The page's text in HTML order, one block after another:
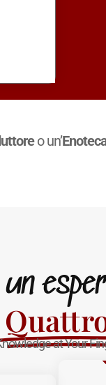
o un’
at Your